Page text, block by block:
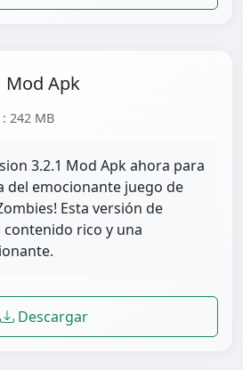
Mod Apk
242 MB
3.2.1 Mod Apk ahora para
del emocionante juego de
Esta versión de
rico y una
Descargar